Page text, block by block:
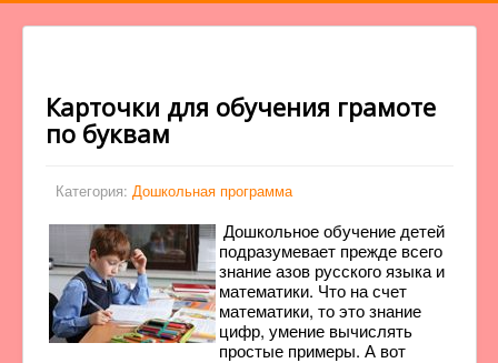
Карточки для обучения грамоте
по буквам
Категория: Дошкольная программа
Дошкольное обучение детей
подразумевает прежде всего
знание азов русского языка и
математики. Что на счет
математики, то это знание
цифр, умение вычислять
простые примеры. А вот